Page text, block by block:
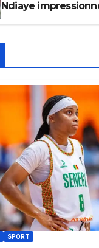
Ndiaye
SPORT